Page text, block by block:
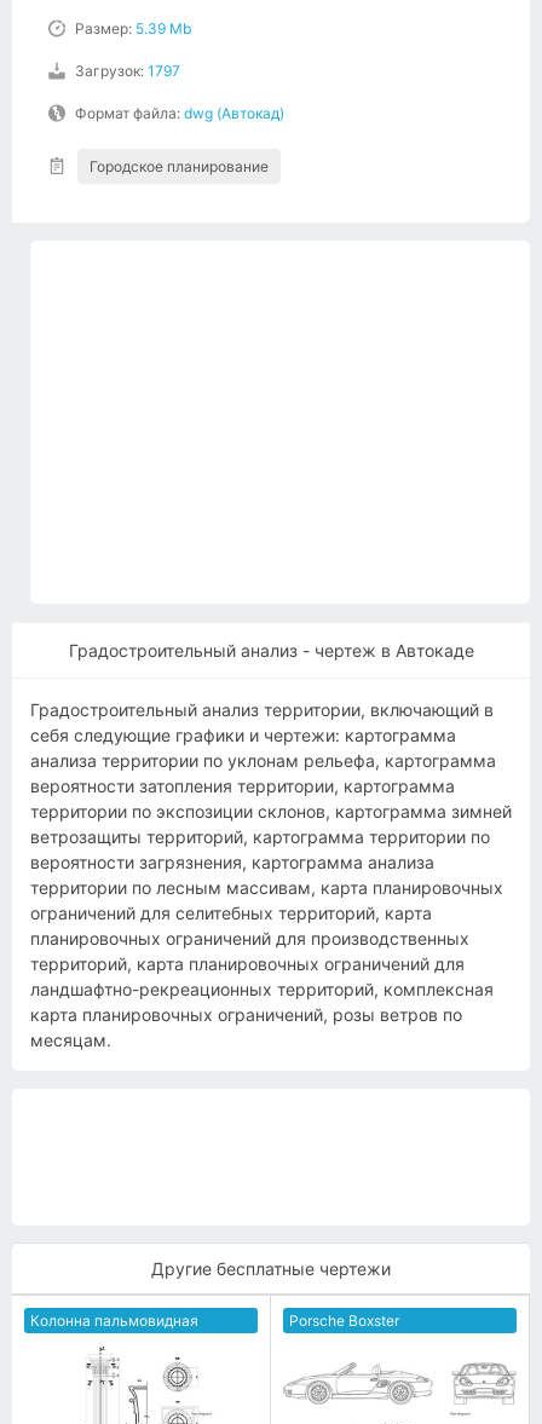
Размер: 5.39 Mb
Загрузок: 1797
Формат файла: dwg (Автокад)
Городское планирование
Градостроительный анализ - чертеж в Автокаде
Градостроительный анализ территории, включающий в
себя следующие графики и чертежи: картограмма
анализа территории по уклонам рельефа, картограмма
вероятности затопления территории, картограмма
территории по экспозиции склонов, картограмма зимней
ветрозащиты территорий, картограмма территории по
вероятности загрязнения, картограмма анализа
территории по лесным массивам, карта планировочных
ограничений для селитебных территорий, карта
планировочных ограничений для производственных
территорий, карта планировочных ограничений для
ландшафтно-рекреационных территорий, комплексная
карта планировочных ограничений, розы ветров по
месяцам.
Другие бесплатные чертежи
Колонна пальмовидная Porsche Boxster